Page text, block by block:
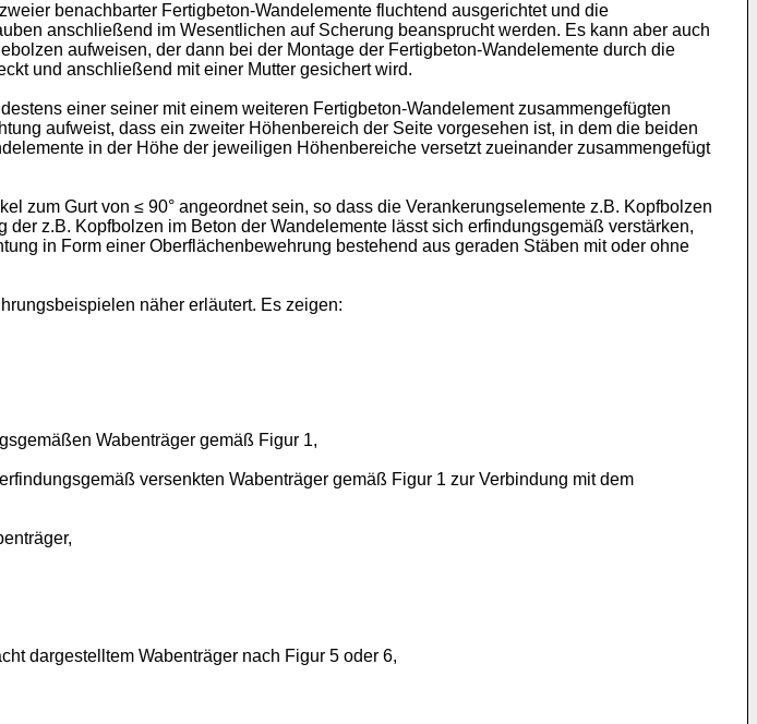
benachbarter Fertigbeton-Wandelemente fluchtend ausgerichtet und die
anschließend im Wesentlichen auf Scherung beansprucht werden. Es kann aber auch
aufweisen, der dann bei der Montage der Fertigbeton-Wandelemente durch die
und anschließend mit einer Mutter gesichert wird.
einer seiner mit einem weiteren Fertigbeton-Wandelement zusammengefügten
aufweist, dass ein zweiter Höhenbereich der Seite vorgesehen ist, in dem die beiden
in der Höhe der jeweiligen Höhenbereiche versetzt zueinander zusammengefügt
zum Gurt von ≤ 90° angeordnet sein, so dass die Verankerungselemente z.B. Kopfbolzen
z.B. Kopfbolzen im Beton der Wandelemente lässt sich erfindungsgemäß verstärken,
in Form einer Oberflächenbewehrung bestehend aus geraden Stäben mit oder ohne
näher erläutert. Es zeigen:
Wabenträger gemäß Figur 1,
versenkten Wabenträger gemäß Figur 1 zur Verbindung mit dem
dargestelltem Wabenträger nach Figur 5 oder 6,